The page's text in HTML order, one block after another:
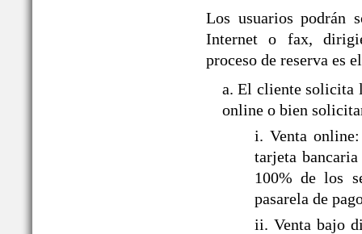
Los usuarios podrán
Internet o fax,
proceso de reserva es
a. El cliente solicita
online o bien
i. Venta
tarjeta
100% de los
pasarela de
ii. Venta bajo